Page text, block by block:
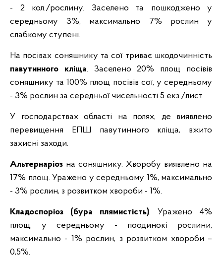
- 2 кол./рослину. Заселено та пошкоджено у
середньому 3%, максимально 7% рослин у
слабкому ступені.
На посівах соняшнику та сої триває шкодочинність
павутинного кліща. Заселено 20% площ посівів
соняшнику та 100% площ посівів сої, у середньому
- 3% рослин за середньої чисельності 5 екз./лист.
У господарствах області на полях, де виявлено
перевищення ЕПШ павутинного кліща, вжито
захисні заходи.
Альтернаріоз на соняшнику. Хворобу виявлено на
17% площ. Уражено у середньому 1%, максимально
- 3% рослин, з розвитком хвороби - 1%.
Кладоспоріоз (бура плямистість). Уражено 4%
площ, у середньому - поодинокі рослини,
максимально - 1% рослин, з розвитком хвороби –
0,5%.